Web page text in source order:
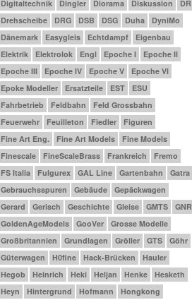
Digitaltechnik
Dingler Diorama Diskussion
DR
Drehscheibe
DRG DSB DSG Duha
DyniMo
Dänemark
Easygleis Echtdampf
Eigenbau
Elektrik
Elektrolok Engl Epoche I
Epoche II
Epoche III
Epoche IV Epoche V
Epoche VI
Epoke Modeller
Ersatzteile EST
ESU
Fahrbetrieb
Feldbahn
Feld Grossbahn
Feuerwehr
Feuilleton Fiedler
Figuren
Fine Art Eng.
Fine Art Models
Fine Models
Finescale
FineScaleBrass Frankreich
Fremo
FS Italia
Fulgurex GAL Line Gartenbahn
Gatra
Gebrauchsspuren
Gebäude
Gepäckwagen
Gerard
Gerisch Geschichte Gleise GMTS
GNR
GoldenAgeModels
GooVer
Grosse Modelle
Großbritannien
Grundlagen Gröller GTS
Göhr
Güterwagen
H0fine Hack-Brücken
Hauler
Hegob
Heinrich Heki Heljan Henke
Hesketh
Heyn
Hintergrund Hofmann
Hongkong